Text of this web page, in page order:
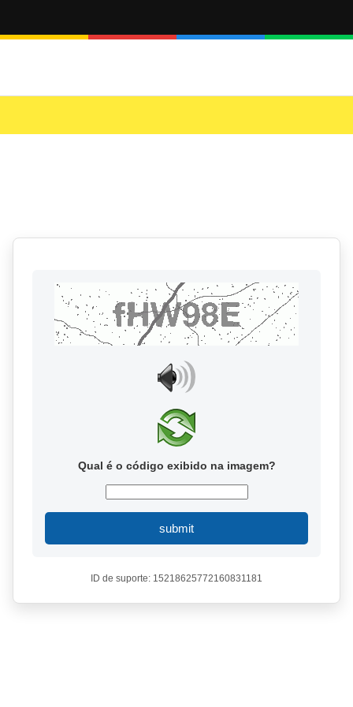
Qual é o código exibido na imagem?
submit
ID de suporte: 15218625772160831181